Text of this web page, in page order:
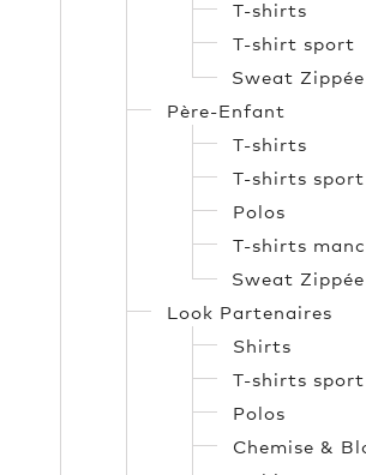
T-shirts
T-shirt sport
Sweat Zippée
Père-Enfant
T-shirts
T-shirts sport
Polos
T-shirts
Sweat Zippée
Look Partenaires
Shirts
T-shirts sport
Polos
Chemise &